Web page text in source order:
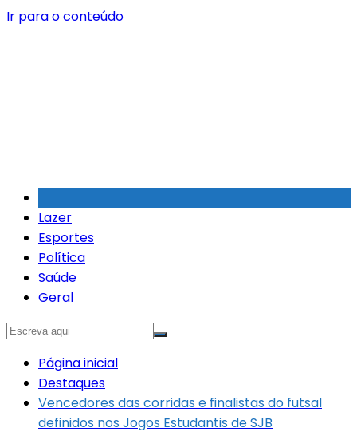
Ir para o conteúdo
Lazer
Esportes
Política
Saúde
Geral
Página inicial
Destaques
Vencedores das corridas e finalistas do futsal
definidos nos Jogos Estudantis de SJB